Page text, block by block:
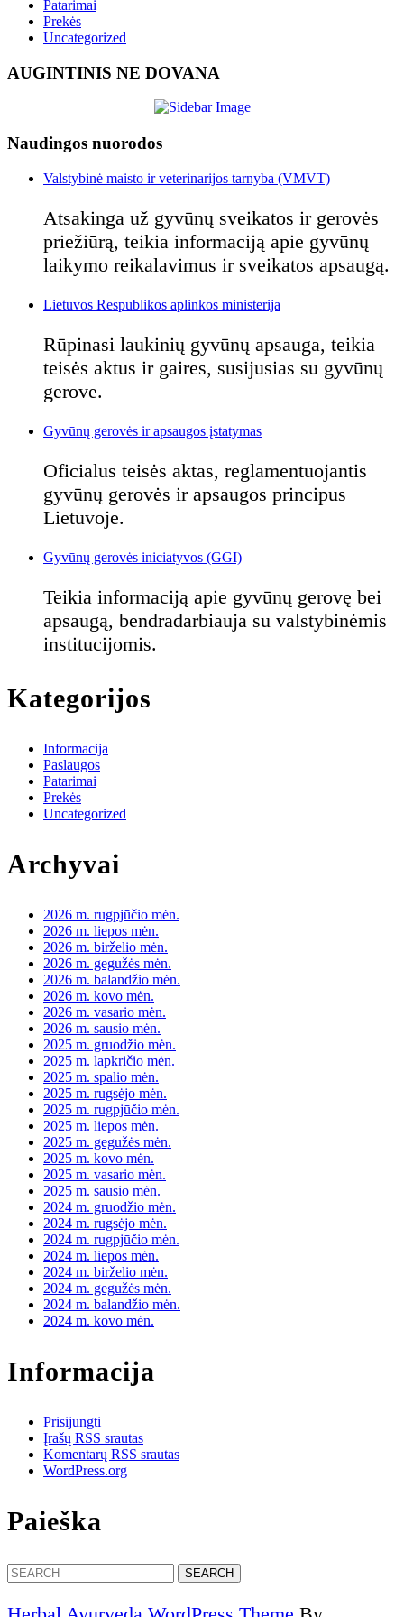
Patarimai
Prekės
Uncategorized
AUGINTINIS NE DOVANA
Naudingos nuorodos
Valstybinė maisto ir veterinarijos tarnyba (VMVT)
Atsakinga už gyvūnų sveikatos ir gerovės
priežiūrą, teikia informaciją apie gyvūnų
laikymo reikalavimus ir sveikatos apsaugą.
Lietuvos Respublikos aplinkos ministerija
Rūpinasi laukinių gyvūnų apsauga, teikia
teisės aktus ir gaires, susijusias su gyvūnų
gerove.
Gyvūnų gerovės ir apsaugos įstatymas
Oficialus teisės aktas, reglamentuojantis
gyvūnų gerovės ir apsaugos principus
Lietuvoje.
Gyvūnų gerovės iniciatyvos (GGI)
Teikia informaciją apie gyvūnų gerovę bei
apsaugą, bendradarbiauja su valstybinėmis
institucijomis.
Kategorijos
Informacija
Paslaugos
Patarimai
Prekės
Uncategorized
Archyvai
2026 m. rugpjūčio mėn.
2026 m. liepos mėn.
2026 m. birželio mėn.
2026 m. gegužės mėn.
2026 m. balandžio mėn.
2026 m. kovo mėn.
2026 m. vasario mėn.
2026 m. sausio mėn.
2025 m. gruodžio mėn.
2025 m. lapkričio mėn.
2025 m. spalio mėn.
2025 m. rugsėjo mėn.
2025 m. rugpjūčio mėn.
2025 m. liepos mėn.
2025 m. gegužės mėn.
2025 m. kovo mėn.
2025 m. vasario mėn.
2025 m. sausio mėn.
2024 m. gruodžio mėn.
2024 m. rugsėjo mėn.
2024 m. rugpjūčio mėn.
2024 m. liepos mėn.
2024 m. birželio mėn.
2024 m. gegužės mėn.
2024 m. balandžio mėn.
2024 m. kovo mėn.
Informacija
Prisijungti
Įrašų RSS srautas
Komentarų RSS srautas
WordPress.org
Paieška
Search
for: